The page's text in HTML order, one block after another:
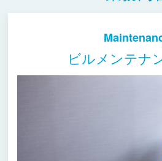
ビルメンテナ